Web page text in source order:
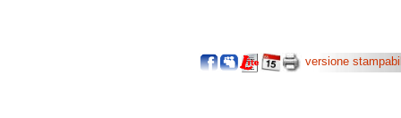
versione